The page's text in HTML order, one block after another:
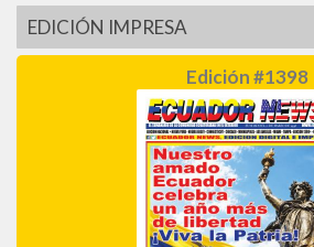
EDICIÓN IMPRESA
Edición #1398